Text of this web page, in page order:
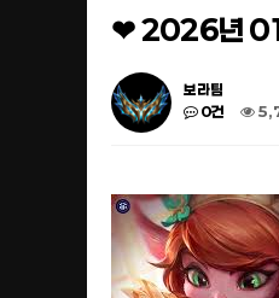
❤ 2026년 01
보라팀
0건